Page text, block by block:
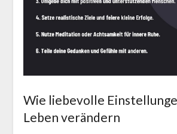
Wie liebevolle
Leben verändern